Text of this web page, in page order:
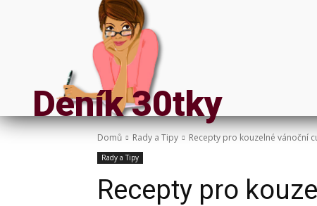
Deník 30tky
Domů Rady a Tipy Recepty pro kouzelné vánoční
Rady a Tipy
Recepty pro